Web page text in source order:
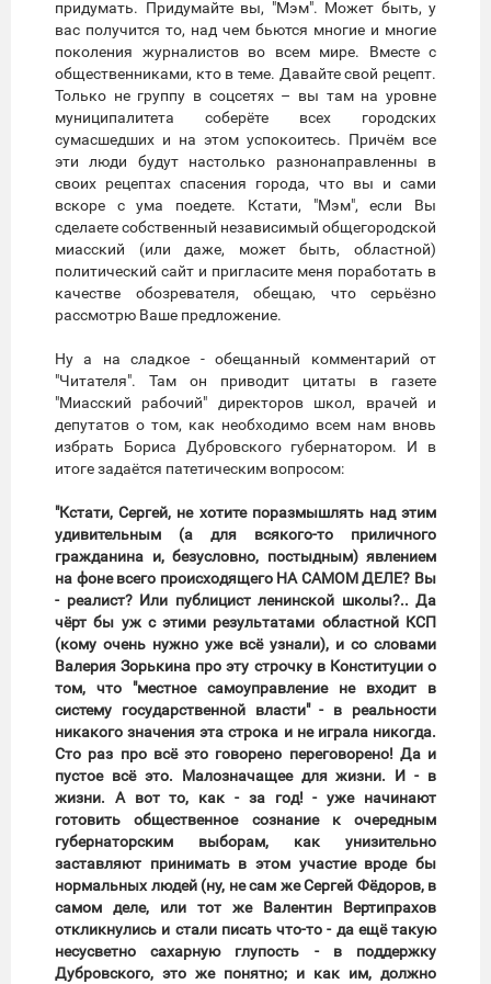
придумать. Придумайте вы, "Мэм". Может быть, у
вас получится то, над чем бьются многие и многие
поколения журналистов во всем мире. Вместе с
общественниками, кто в теме. Давайте свой рецепт.
Только не группу в соцсетях – вы там на уровне
муниципалитета соберёте всех городских
сумасшедших и на этом успокоитесь. Причём все
эти люди будут настолько разнонаправленны в
своих рецептах спасения города, что вы и сами
вскоре с ума поедете. Кстати, "Мэм", если Вы
сделаете собственный независимый общегородской
миасский (или даже, может быть, областной)
политический сайт и пригласите меня поработать в
качестве обозревателя, обещаю, что серьёзно
рассмотрю Ваше предложение.
Ну а на сладкое - обещанный комментарий от
"Читателя". Там он приводит цитаты в газете
"Миасский рабочий" директоров школ, врачей и
депутатов о том, как необходимо всем нам вновь
избрать Бориса Дубровского губернатором. И в
итоге задаётся патетическим вопросом:
"Кстати, Сергей, не хотите поразмышлять над этим
удивительным (а для всякого-то приличного
гражданина и, безусловно, постыдным) явлением
на фоне всего происходящего НА САМОМ ДЕЛЕ? Вы
- реалист? Или публицист ленинской школы?.. Да
чёрт бы уж с этими результатами областной КСП
(кому очень нужно уже всё узнали), и со словами
Валерия Зорькина про эту строчку в Конституции о
том, что "местное самоуправление не входит в
систему государственной власти" - в реальности
никакого значения эта строка и не играла никогда.
Сто раз про всё это говорено переговорено! Да и
пустое всё это. Малозначащее для жизни. И - в
жизни. А вот то, как - за год! - уже начинают
готовить общественное сознание к очередным
губернаторским выборам, как унизительно
заставляют принимать в этом участие вроде бы
нормальных людей (ну, не сам же Сергей Фёдоров, в
самом деле, или тот же Валентин Вертипрахов
откликнулись и стали писать что-то - да ещё такую
несусветно сахарную глупость - в поддержку
Дубровского, это же понятно; и как им, должно